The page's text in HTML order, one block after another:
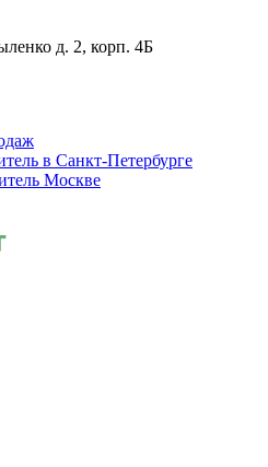
д. 2, корп. 4Б
в Санкт-Петербурге
Москве